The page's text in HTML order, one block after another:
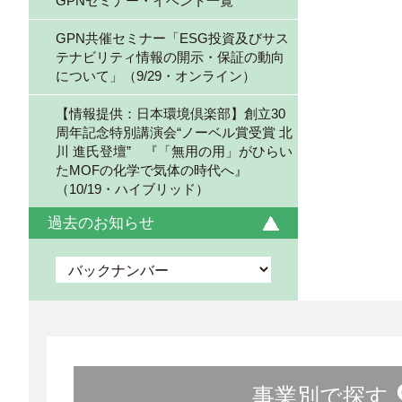
GPN共催セミナー「ESG投資及びサス
テナビリティ情報の開示・保証の動向
について」（9/29・オンライン）
【情報提供：日本環境倶楽部】創立30
周年記念特別講演会“ノーベル賞受賞 北
川 進氏登壇” 『「無用の用」がひらい
たMOFの化学で気体の時代へ』
（10/19・ハイブリッド）
過去のお知らせ
事業別で探す